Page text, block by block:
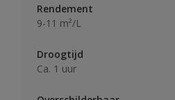
Rendement
9-11 m²/L
Droogtijd
Ca. 1 uur